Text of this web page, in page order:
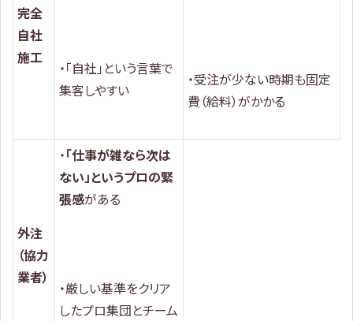
完全
自社
施工
・「自社」という言葉で
集客しやすい
・受注が少ない時期も固定
費（給料）がかかる
外注
（協力
業者）
・「仕事が雑なら次は
ない」というプロの緊
張感がある
・厳しい基準をクリア
したプロ集団とチーム